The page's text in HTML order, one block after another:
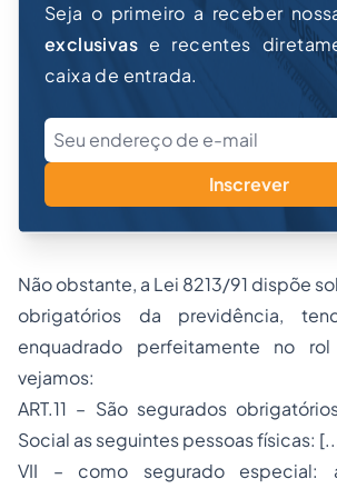
Seja o primeiro a receber
exclusivas e recentes
caixa de entrada.
Inscrever
Não obstante, a Lei 8213/91 dispõe
obrigatórios da previdência,
enquadrado perfeitamente no
vejamos:
ART.11 – São segurados
Social as seguintes pessoas físicas:
VII – como segurado especial: